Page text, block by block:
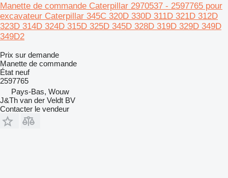
Manette de commande Caterpillar 2970537 - 2597765 pour
excavateur Caterpillar 345C 320D 330D 311D 321D 312D
323D 314D 324D 315D 325D 345D 328D 319D 329D 349D
349D2
Prix sur demande
Manette de commande
État neuf
2597765
Pays-Bas, Wouw
J&Th van der Veldt BV
Contacter le vendeur